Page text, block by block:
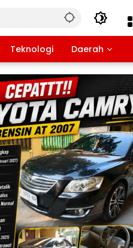
Teknologi Daerah